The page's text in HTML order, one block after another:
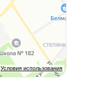
Условия использования